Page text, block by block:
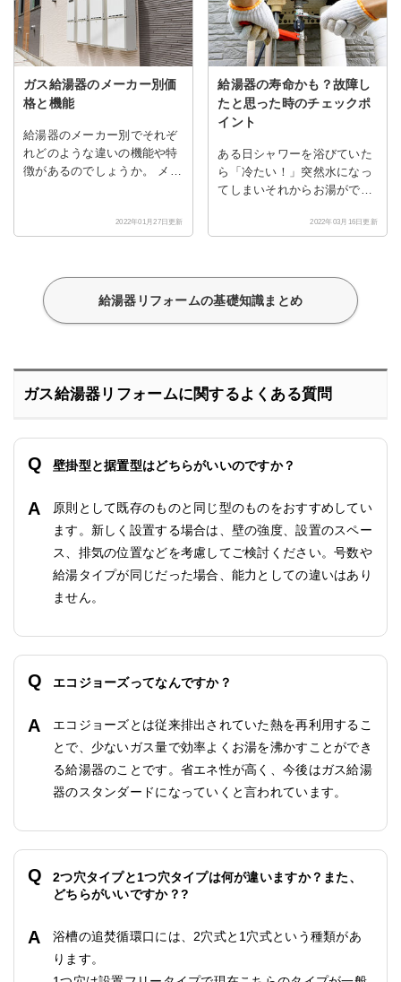
ガス給湯器のメーカー別価
格と機能
給湯器のメーカー別でそれぞ
れどのような違いの機能や特
徴があるのでしょうか。 メー
設置方法、金額などを比較し
2022年01月27日更新
給湯器の寿命かも？故障し
たと思った時のチェックポ
イント
ある日シャワーを浴びていた
ら「冷たい！」突然水になっ
てしまいそれからお湯がでな
適な生活のためになくてはな
ていていざ不調になった時は
どうしていいかわからないも
2022年03月16日更新
給湯器リフォームの基礎知識まとめ
ガス給湯器リフォームに関するよくある質問
壁掛型と据置型はどちらがいいのですか？
原則として既存のものと同じ型のものをおすすめしてい
ます。新しく設置する場合は、壁の強度、設置のスペー
ス、排気の位置などを考慮してご検討ください。号数や
給湯タイプが同じだった場合、能力としての違いはあり
ません。
エコジョーズってなんですか？
エコジョーズとは従来排出されていた熱を再利用するこ
とで、少ないガス量で効率よくお湯を沸かすことができ
る給湯器のことです。省エネ性が高く、今後はガス給湯
器のスタンダードになっていくと言われています。
2つ穴タイプと1つ穴タイプは何が違いますか？また、
どちらがいいですか？?
浴槽の追焚循環口には、2穴式と1穴式という種類があ
ります。